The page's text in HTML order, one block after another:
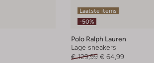
Laatste items
-50%
Polo Ralph Lauren
Lage sneakers
€ 129,99 € 64,99